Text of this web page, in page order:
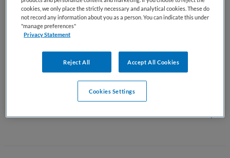
De gynaecologieverpleegkundige werkt nauw samen met
gynaecologen, arts-assistenten en andere
zorgprofessionals, zoals fysiotherapeuten,
oncologieverpleegkundigen en psychologen. Samen zorgen
zij voor een goede afstemming van de zorg, waarbij de
veiligheid, het welzijn en de persoonlijke situatie van de
cookies, we only place the strictly necessary and analytical cookies. These do
not record any information about you as a person. You can indicate this under
"manage preferences"
Privacy Statement
Reject All Accept All Cookies
Cookies Settings